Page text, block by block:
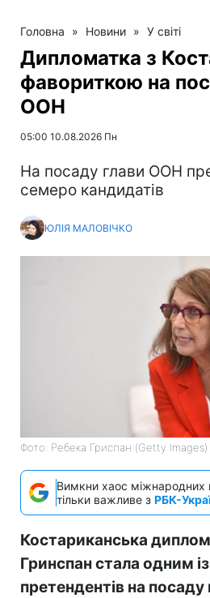
Головна » Новини » У світі
Дипломатка з
фавориткою на
ООН
05:00 10.08.2026 Пн
На посаду глави ООН
семеро кандидатів
ЮЛІЯ МАЛОВІЧКО
Фото: Ребека Гриспан (Getty Images)
Вимкни хаос
тільки важливе з РБК-
Костариканська
Гринспан стала одним
претендентів на посаду